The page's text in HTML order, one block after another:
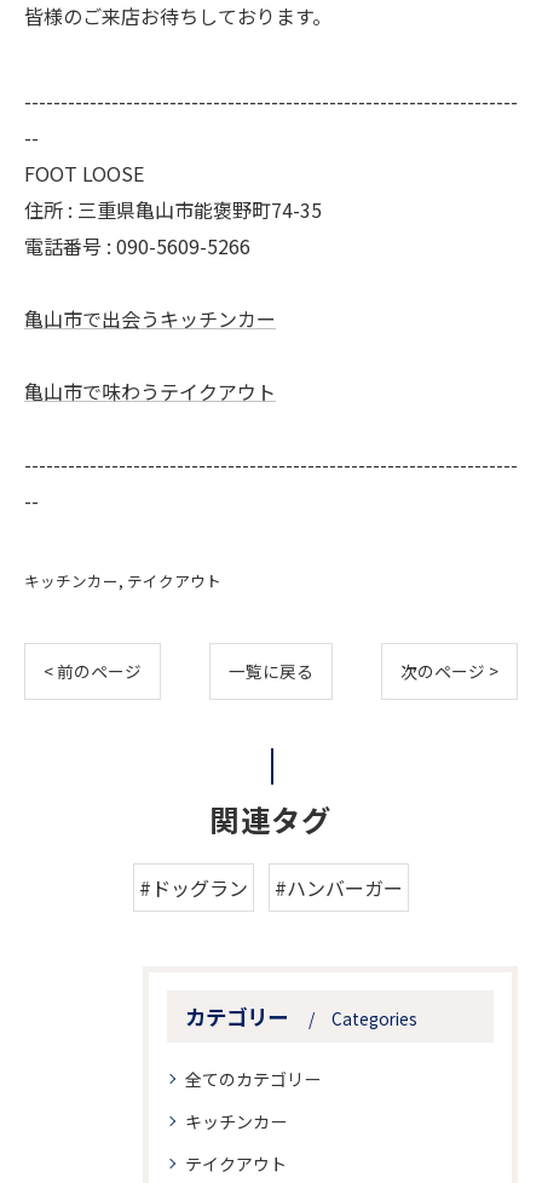
皆様のご来店お待ちしております。
--------------------------------------------------------------------
--
FOOT LOOSE
住所 : 三重県亀山市能褒野町74-35
電話番号 : 090-5609-5266
亀山市で出会うキッチンカー
亀山市で味わうテイクアウト
--------------------------------------------------------------------
--
キッチンカー テイクアウト
< 前のページ 一覧に戻る 次のページ >
関連タグ
#ドッグラン #ハンバーガー
カテゴリー Categories
全てのカテゴリー
キッチンカー
テイクアウト